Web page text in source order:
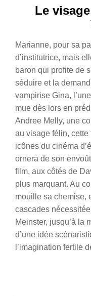
Le
Marianne, pour sa
d’institutrice, mais
baron qui profite de
séduire et la
vampirise Gina,
mue dès lors en
Andree Melly, une
au visage félin,
icônes du cinéma
ornera de son
film, aux côtés de
plus marquant. Au
mouille sa chemise,
cascades
Meinster, jusqu’à la
d’une idée
l’imagination fertile